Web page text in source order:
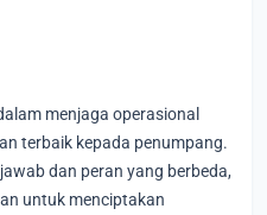
menjaga operasional
terbaik kepada penumpang.
dan peran yang berbeda,
untuk menciptakan